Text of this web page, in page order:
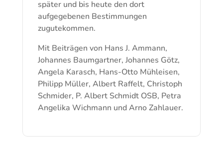
später und bis heute den dort
aufgegebenen Bestimmungen
zugutekommen.
Mit Beiträgen von Hans J. Ammann,
Johannes Baumgartner, Johannes Götz,
Angela Karasch, Hans-Otto Mühleisen,
Philipp Müller, Albert Raffelt, Christoph
Schmider, P. Albert Schmidt OSB, Petra
Angelika Wichmann und Arno Zahlauer.